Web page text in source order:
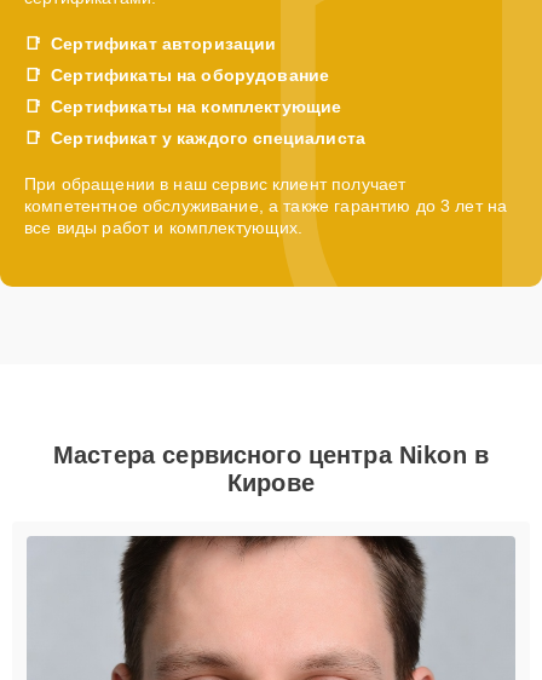
Сертификат авторизации
Сертификаты на оборудование
Сертификаты на комплектующие
Сертификат у каждого специалиста
При обращении в наш сервис клиент получает
компетентное обслуживание, а также гарантию до 3 лет на
все виды работ и комплектующих.
Мастера сервисного центра Nikon в
Кирове